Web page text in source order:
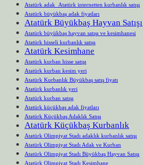
Atatürk adak Atatürk internetten kurbanlık satışı
Atatürk büyükbaş adak fiyatları
Atatürk Büyükbaş Hayvan Satışı
Atatürk büyükbaş hayvan satışı ve kesimhanesi
Atatürk hisseli kurbanlık satışı
Atatürk Kesimhane
Atatürk kurban hisse satışı
Atatürk kurban kesim yeri
Atatürk Kurbanlık Büyükbaş satış fiyatı
Atatürk kurbanlık yeri
Atatürk kurban satışı
Atatürk küçükbaş adak fiyatları
Atatürk Küçükbaş Adaklık Satışı
Atatürk Küçükbaş Kurbanlık
Atatürk Olimpiyat Stadı adaklık kurbanlık satışı
Atatürk Olimpiyat Stadı Adak ve Kurban
Atatürk Olimpiyat Stadı Büyükbaş Hayvan Satışı
Atatürk Olimpiyat Stadı Kesimhane